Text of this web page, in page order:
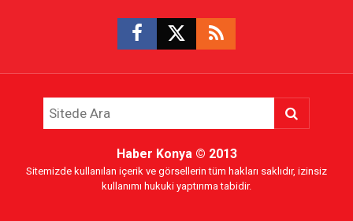
Haber Konya© 2013
Sitemizde kullanılan içerik ve görsellerin tüm hakları saklıdır, izinsiz
kullanımı hukuki yaptırıma tabidir.